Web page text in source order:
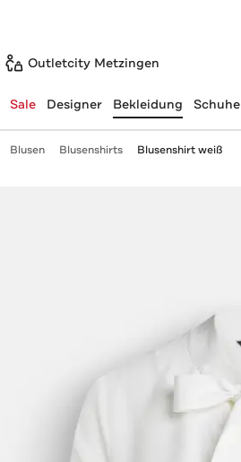
Outletcity Metzingen
Sale Designer Bekleidung Schuhe
Blusen Blusenshirts Blusenshirt weiß